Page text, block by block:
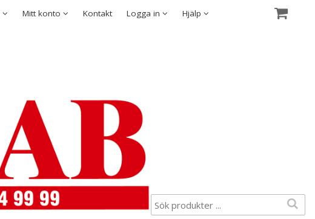
Mitt konto Kontakt Logga in Hjälp
Säkerhet & Cookies